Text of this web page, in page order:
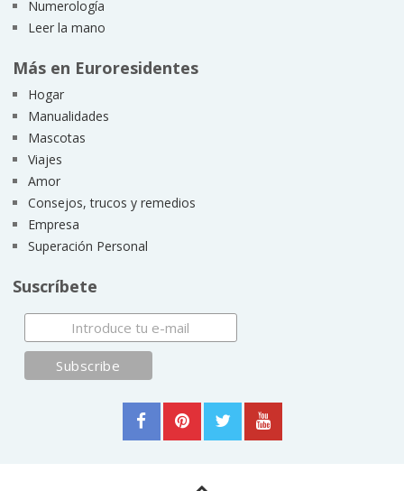
Numerología
Leer la mano
Más en Euroresidentes
Hogar
Manualidades
Mascotas
Viajes
Amor
Consejos, trucos y remedios
Empresa
Superación Personal
Suscríbete